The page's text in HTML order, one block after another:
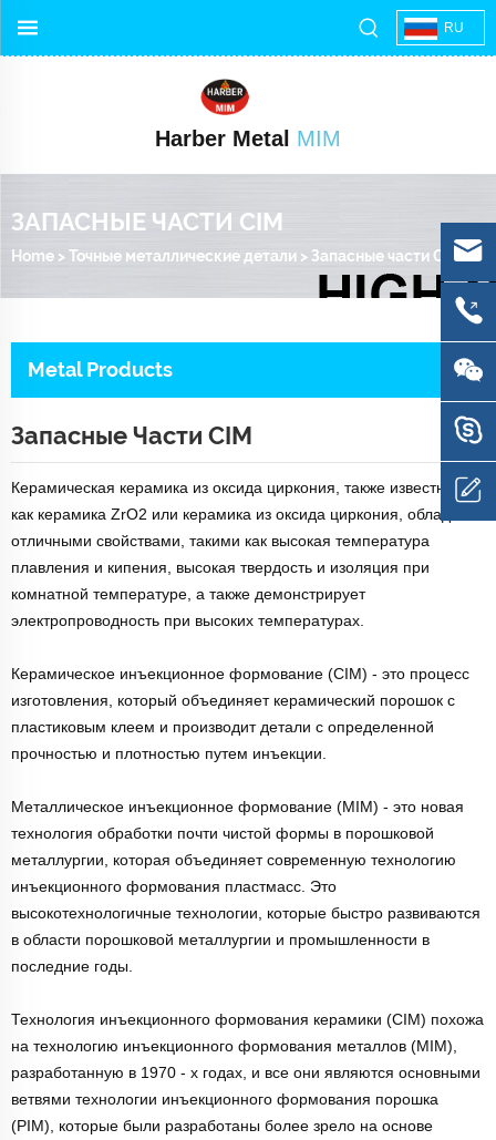
RU
Harber Metal MIM
ЗАПАСНЫЕ ЧАСТИ CIM
Home >Точные металлические детали > Запасные части CIM
Metal Products
Запасные Части CIM
Керамическая керамика из оксида циркония, также известная
как керамика ZrO2 или керамика из оксида циркония, обладает
отличными свойствами, такими как высокая температура
плавления и кипения, высокая твердость и изоляция при
комнатной температуре, а также демонстрирует
электропроводность при высоких температурах.
Керамическое инъекционное формование (CIM) - это процесс
изготовления, который объединяет керамический порошок с
пластиковым клеем и производит детали с определенной
прочностью и плотностью путем инъекции.
Металлическое инъекционное формование (MIM) - это новая
технология обработки почти чистой формы в порошковой
металлургии, которая объединяет современную технологию
инъекционного формования пластмасс. Это
высокотехнологичные технологии, которые быстро развиваются
в области порошковой металлургии и промышленности в
последние годы.
Технология инъекционного формования керамики (CIM) похожа
на технологию инъекционного формования металлов (MIM),
разработанную в 1970 - х годах, и все они являются основными
ветвями технологии инъекционного формования порошка
(PIM), которые были разработаны более зрело на основе